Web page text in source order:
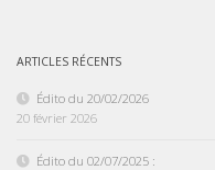
ARTICLES RÉCENTS
Édito du 20/02/2026
20 février 2026
Édito du 02/07/2025 :